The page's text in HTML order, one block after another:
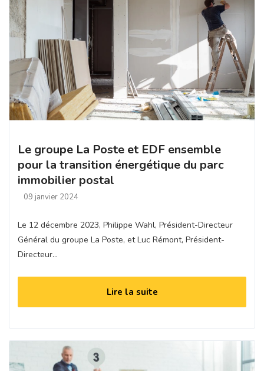
Le groupe La Poste et EDF ensemble
pour la transition énergétique du parc
immobilier postal
09 janvier 2024
Le 12 décembre 2023, Philippe Wahl, Président-Directeur
Général du groupe La Poste, et Luc Rémont, Président-
Directeur…
Lire la suite